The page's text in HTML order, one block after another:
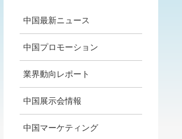
中国最新ニュース
中国プロモーション
業界動向レポート
中国展示会情報
中国マーケティング